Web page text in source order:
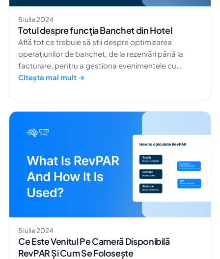
5 iulie 2024
Totul despre funcția Banchet din Hotel
Află tot ce trebuie să știi despre optimizarea
operațiunilor de banchet, de la rezervări până la
facturare, pentru a gestiona evenimentele cu
eficiență maximă.
Citește mai mult →
5 iulie 2024
Ce Este Venitul Pe Cameră Disponibilă
RevPAR Și Cum Se Folosește